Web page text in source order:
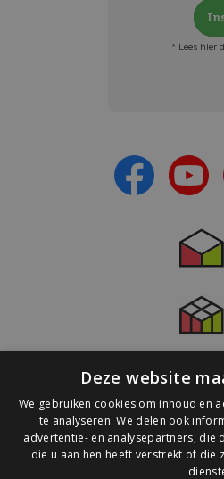
* Lees hier
© 2026
Deze website
We gebruiken cookies om inhoud en
te analyseren. We delen ook
advertentie- en analysepartners, die
die u aan hen heeft verstrekt of die